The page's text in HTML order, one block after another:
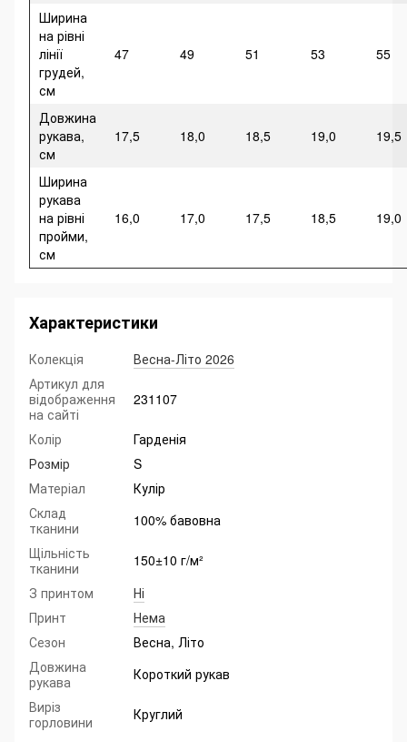
Ширина
на рівні
лінії
грудей,
см
47 49 51 53 55
Довжина
рукава,
см
17,5 18,0 18,5 19,0 19,5
Ширина
рукава
на рівні
пройми,
см
16,0 17,0 17,5 18,5 19,0
Характеристики
Колекція
Весна-Літо 2026
Артикул для
відображення
на сайті
231107
Колір
Гарденія
Розмір
S
Матеріал
Кулір
Склад
тканини
100% бавовна
Щільність
тканини
150±10 г/м²
З принтом
Ні
Принт
Нема
Сезон
Весна, Літо
Довжина
рукава
Короткий рукав
Виріз
горловини
Круглий